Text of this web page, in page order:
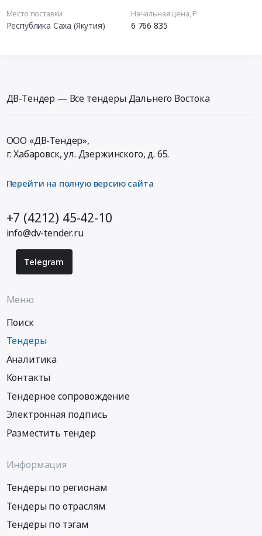
Место поставки
Республика Саха (Якутия)
Начальная цена, ₽
6 766 835
ДВ-Тендер — Все тендеры Дальнего Востока
ООО «ДВ-Тендер»,
г. Хабаровск,ул. Дзержинского, д. 65.
Перейти на полную версию сайта
+7 (4212) 45-42-10
info@dv-tender.ru
Telegram
Меню
Поиск
Тендеры
Аналитика
Контакты
Тендерное сопровождение
Электронная подпись
Разместить тендер
Информация
Тендеры по регионам
Тендеры по отраслям
Тендеры по тэгам